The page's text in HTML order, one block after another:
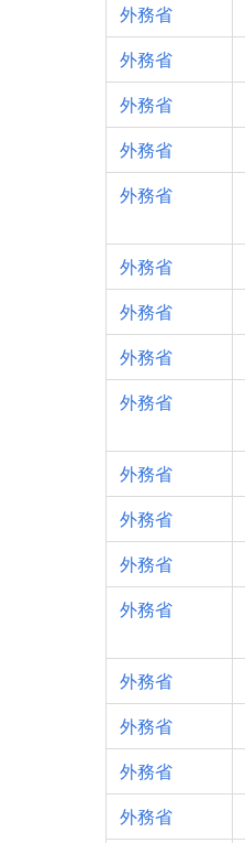
外務省
外務省
外務省
外務省
外務省
外務省
外務省
外務省
外務省
外務省
外務省
外務省
外務省
外務省
外務省
外務省
外務省